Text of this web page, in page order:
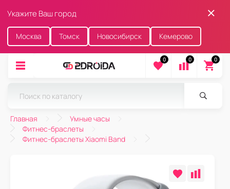
Укажите Ваш город
Москва Томск Новосибирск Кемерово
0 0 0
Главная
Умные часы
Фитнес-браслеты
Фитнес-браслеты Xiaomi Band